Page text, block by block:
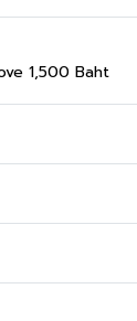
1,500 Baht